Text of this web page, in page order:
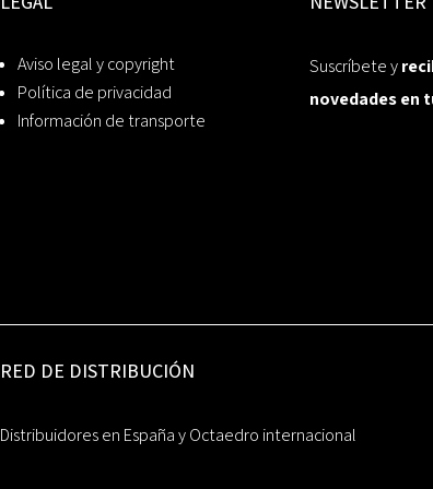
Aviso legal y copyright
Política de privacidad
Información de transporte
Suscríbete y
novedades en
RED DE DISTRIBUCIÓN
Distribuidores en España y Octaedro internacional